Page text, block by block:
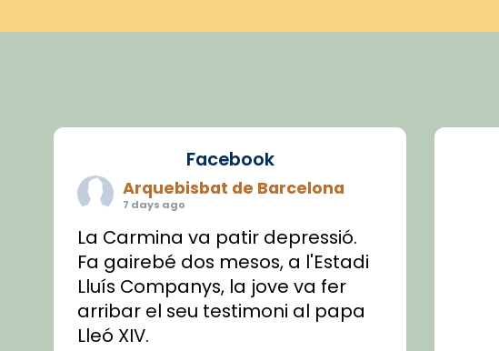
Facebook
Arquebisbat de Barcelona
7 days ago
La Carmina va patir depressió.
Fa gairebé dos mesos, a l'Estadi
Lluís Companys, la jove va fer
arribar el seu testimoni al papa
Lleó XIV.